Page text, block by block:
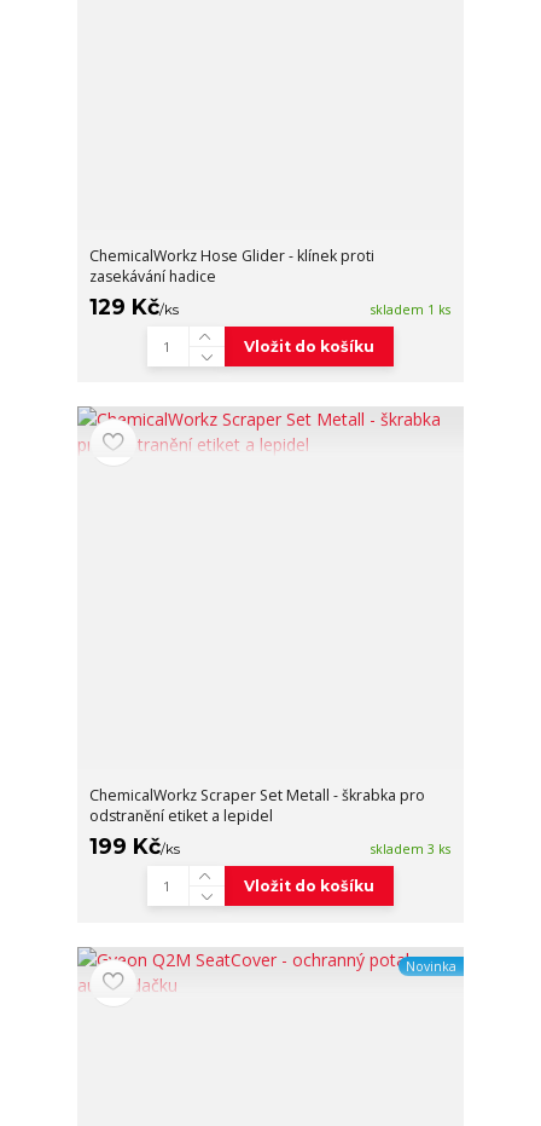
ChemicalWorkz Hose Glider - klínek proti
zasekávání hadice
129 Kč/ks skladem 1 ks
Vložit do košíku
ChemicalWorkz Scraper Set Metall - škrabka pro
odstranění etiket a lepidel
199 Kč/ks skladem 3 ks
Vložit do košíku
Novinka